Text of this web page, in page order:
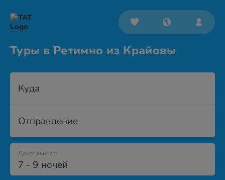
Туры в Ретимно из Крайовы
Куда
Отправление
7 - 9 ночей
Длительность